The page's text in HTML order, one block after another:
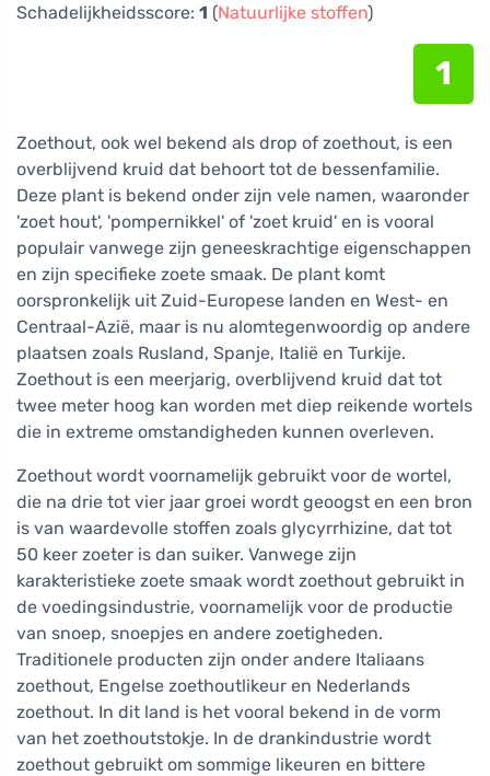
Schadelijkheidsscore: 1 (Natuurlijke stoffen)
1
Zoethout, ook wel bekend als drop of zoethout, is een
overblijvend kruid dat behoort tot de bessenfamilie.
Deze plant is bekend onder zijn vele namen, waaronder
'zoet hout', 'pompernikkel' of 'zoet kruid' en is vooral
populair vanwege zijn geneeskrachtige eigenschappen
en zijn specifieke zoete smaak. De plant komt
oorspronkelijk uit Zuid-Europese landen en West- en
Centraal-Azië, maar is nu alomtegenwoordig op andere
plaatsen zoals Rusland, Spanje, Italië en Turkije.
Zoethout is een meerjarig, overblijvend kruid dat tot
twee meter hoog kan worden met diep reikende wortels
die in extreme omstandigheden kunnen overleven.
Zoethout wordt voornamelijk gebruikt voor de wortel,
die na drie tot vier jaar groei wordt geoogst en een bron
is van waardevolle stoffen zoals glycyrrhizine, dat tot
50 keer zoeter is dan suiker. Vanwege zijn
karakteristieke zoete smaak wordt zoethout gebruikt in
de voedingsindustrie, voornamelijk voor de productie
van snoep, snoepjes en andere zoetigheden.
Traditionele producten zijn onder andere Italiaans
zoethout, Engelse zoethoutlikeur en Nederlands
zoethout. In dit land is het vooral bekend in de vorm
van het zoethoutstokje. In de drankindustrie wordt
zoethout gebruikt om sommige likeuren en bittere